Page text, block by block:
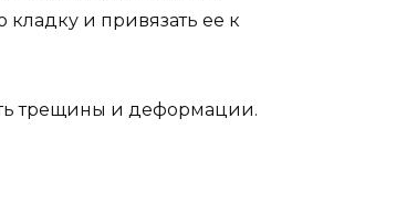
и привязать ее к
трещины и деформации.